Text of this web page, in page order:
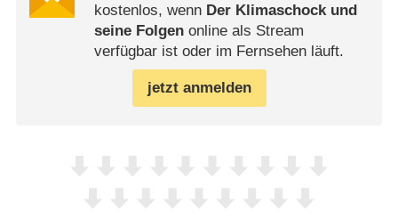
kostenlos, wenn Der Klimaschock und
seine Folgenonline als Stream
verfügbar ist oder im Fernsehen läuft.
jetzt anmelden